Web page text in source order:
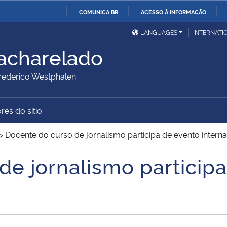
COMUNICA BR ACESSO À INFORMAÇÃO
Ministério da Defesa
Ministério das Relações
Exteriores
Ministério da Cidadania
Ministério do
Desenvolvimento Regional
Advocacia-Geral da União Banco Central do Brasil
LANGUAGES
Westphalen
do sítio
> Docente do curso de jornalismo participa de evento
jornalismo